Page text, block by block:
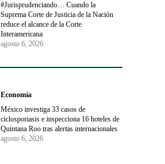
#Jurisprudenciando… Cuando la
Suprema Corte de Justicia de la Nación
reduce el alcance de la Corte
Interamericana
agosto 6, 2026
Economía
México investiga 33 casos de
ciclosporiasis e inspecciona 16 hoteles de
Quintana Roo tras alertas internacionales
agosto 6, 2026